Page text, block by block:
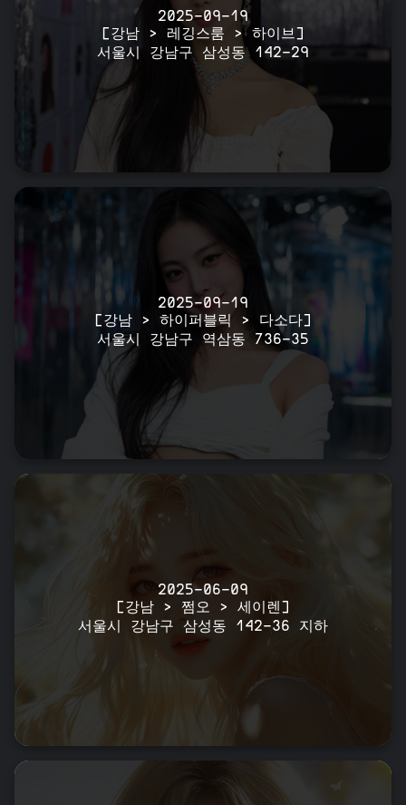
2025-09-19
[강남 > 레깅스룸 > 하이브]
서울시 강남구 삼성동 142-29
2025-09-19
[강남 > 하이퍼블릭 > 다소다]
서울시 강남구 역삼동 736-35
2025-06-09
[강남 > 쩜오 > 세이렌]
서울시 강남구 삼성동 142-36 지하